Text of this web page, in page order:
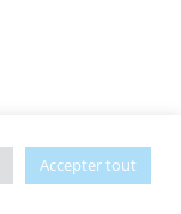
Accepter tout